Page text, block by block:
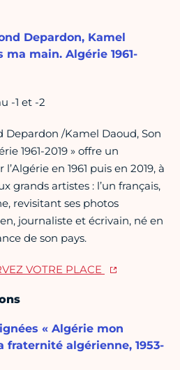
Depardon, Kamel
main. Algérie 1961-
-1 et -2
Depardon /Kamel Daoud, Son
1961-2019 » offre un
en 1961 puis en 2019, à
grands artistes : l’un français,
revisitant ses photos
journaliste et écrivain, né en
de son pays.
VOTRE PLACE
« Algérie mon
fraternité algérienne, 1953-